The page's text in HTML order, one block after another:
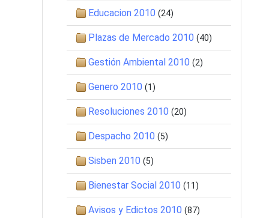
Educacion 2010 (24)
Plazas de Mercado 2010 (40)
Gestión Ambiental 2010 (2)
Genero 2010 (1)
Resoluciones 2010 (20)
Despacho 2010 (5)
Sisben 2010 (5)
Bienestar Social 2010 (11)
Avisos y Edictos 2010 (87)